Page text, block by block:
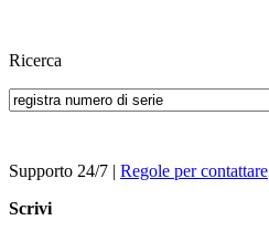
Ricerca
Supporto 24/7 | Regole per contattare
Scrivi